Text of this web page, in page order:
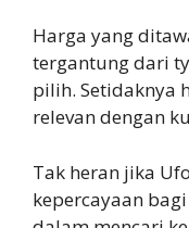
Harga yang
tergantung dari
pilih. Setidaknya
relevan dengan
Tak heran jika
kepercayaan